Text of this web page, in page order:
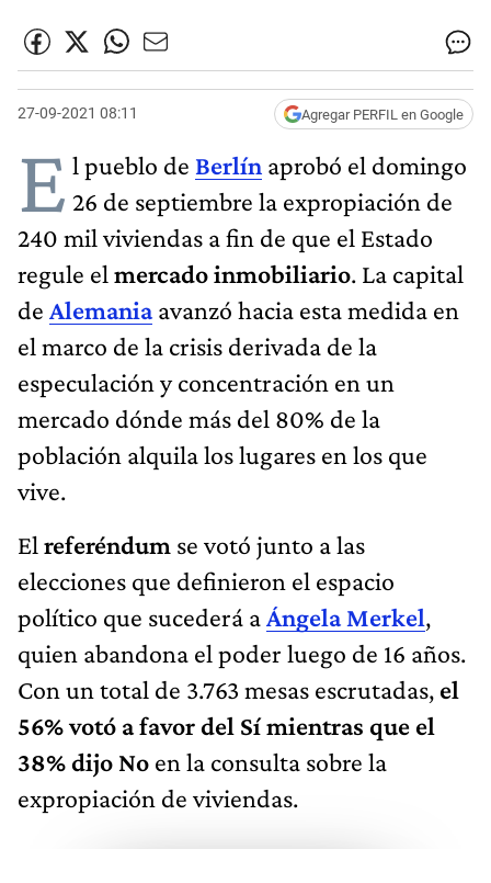
27-09-2021 08:11 Agregar PERFIL en Google
E l pueblo de Berlín aprobó el domingo
26 de septiembre la expropiación de
240 mil viviendas a fin de que el Estado
regule el mercado inmobiliario. La capital
de Alemaniaavanzó hacia esta medida en
el marco de la crisis derivada de la
especulación y concentración en un
mercado dónde más del 80% de la
población alquila los lugares en los que
vive.
El referéndum se votó junto a las
elecciones que definieron el espacio
político que sucederá aÁngela Merkel,
quien abandona el poder luego de 16 años.
Con un total de 3.763 mesas escrutadas, el
56% votó a favor del Sí mientras que el
38% dijo No en la consulta sobre la
expropiación de viviendas.